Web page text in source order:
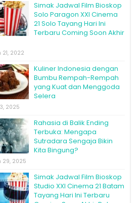
Simak Jadwal Film Bioskop
Solo Paragon XXI Cinema
21 Solo Tayang Hari Ini
Terbaru Coming Soon Akhir
21, 2022
Kuliner Indonesia dengan
Bumbu Rempah-Rempah
yang Kuat dan Menggoda
Selera
2025
Rahasia di Balik Ending
Terbuka: Mengapa
Sutradara Sengaja Bikin
Kita Bingung?
29, 2025
Simak Jadwal Film Bioskop
Studio XXI Cinema 21 Batam
Tayang Hari Ini Terbaru